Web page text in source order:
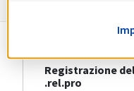
Registrazione
.rel.pro